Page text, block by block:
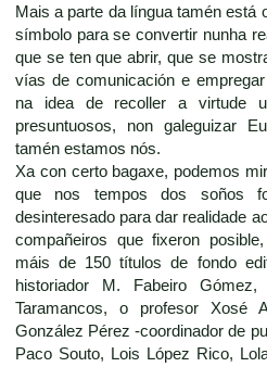
Mais a parte da língua tamén está
símbolo para se convertir nunha
que se ten que abrir, que se
vías de comunicación e
na idea de recoller a virtude
presuntuosos, non galeguizar
tamén estamos nós.
Xa con certo bagaxe, podemos
que nos tempos dos soños
desinteresado para dar realidade
compañeiros que fixeron
máis de 150 títulos de fondo
historiador M. Fabeiro
Taramancos, o profesor Xosé
González Pérez -coordinador de
Paco Souto, Lois López Rico,